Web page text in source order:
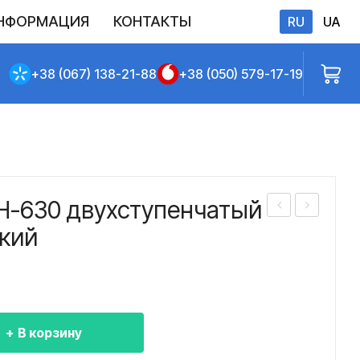
КОНТАКТЫ RU UA
+38 (067) 138-21-88 +38 (050) 579-17-19
630 двухступенчатый
В корзину